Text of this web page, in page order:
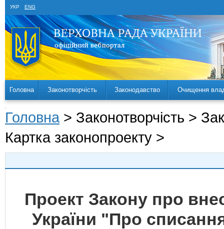
УКР ENG
Головна Законотворчість Законодавство Очищення
Головна > Законотворчість >
Картка законопроекту >
Проект Закону про
України "Про